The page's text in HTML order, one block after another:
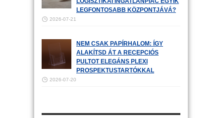
LEGFONTOSABB KÖZPONTJÁVÁ?
2026-07-21
NEM CSAK PAPÍRHALOM: ÍGY
ALAKÍTSD ÁT A RECEPCIÓS
PULTOT ELEGÁNS PLEXI
PROSPEKTUSTARTÓKKAL
2026-07-20